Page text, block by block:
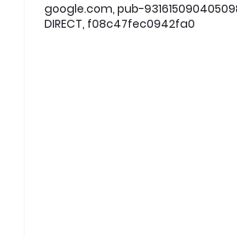
google.com, pub-
DIRECT, f08c47fec0942fa0